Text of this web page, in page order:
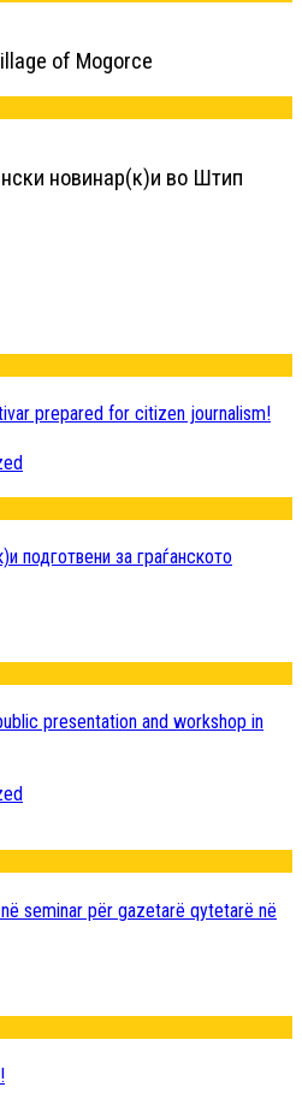
of Mogorce
новинар(к)и во Штип
prepared for citizen journalism!
подготвени за граѓанското
presentation and workshop in
seminar për gazetarë qytetarë në